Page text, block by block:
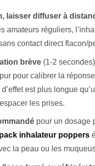
laisser diffuser à
amateurs réguliers,
contact direct flacon/
brève(1-2
pour calibrer la
est plus longue
les prises.
pour un dosage
pack inhalateur poppers
la peau ou les